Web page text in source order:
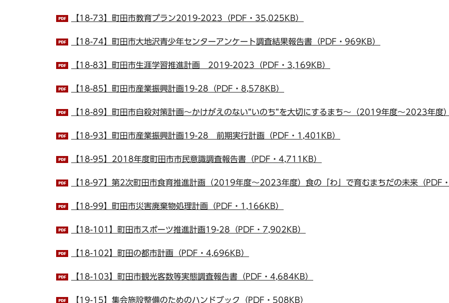
【18-73】町田市教育プラン2019-2023（PDF・35,025KB）
【18-74】町田市大地沢青少年センターアンケート調査結果報告書（PDF・969KB）
【18-83】町田市生涯学習推進計画 2019-2023（PDF・3,169KB）
【18-85】町田市産業振興計画19-28（PDF・8,578KB）
【18-89】町田市自殺対策計画～かけがえのない“いのち“を大切にするまち～（2019年度～2023年
【18-93】町田市産業振興計画19-28 前期実行計画（PDF・1,401KB）
【18-95】2018年度町田市市民意識調査報告書（PDF・4,711KB）
【18-97】第2次町田市食育推進計画（2019年度～2023年度）食の「わ」で育むまちだの未来（PDF
【18-99】町田市災害廃棄物処理計画（PDF・1,166KB）
【18-101】町田市スポーツ推進計画19-28（PDF・7,902KB）
【18-102】町田の都市計画（PDF・4,696KB）
【18-103】町田市観光客数等実態調査報告書（PDF・4,684KB）
【19-15】集会施設整備のためのハンドブック（PDF・508KB）